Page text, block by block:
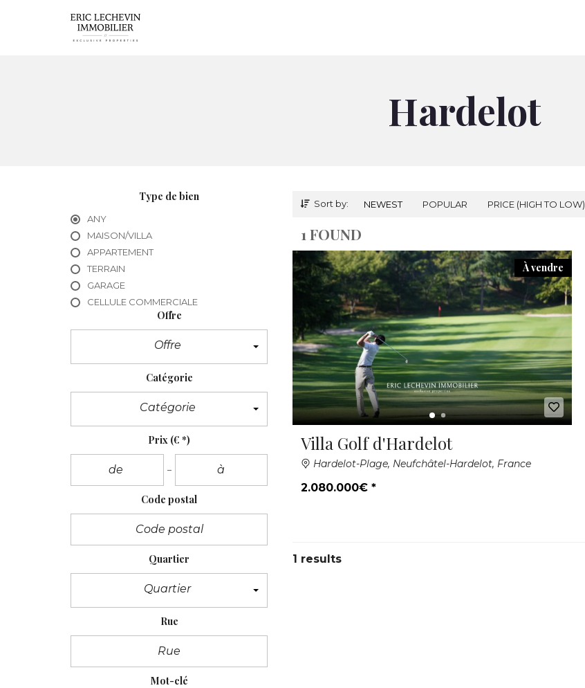
Hardelot
Type de bien
ANY
MAISON/VILLA
APPARTEMENT
TERRAIN
GARAGE
CELLULE COMMERCIALE
Offre
Offre
Catégorie
Catégorie
Prix (€ *)
Code postal
Quartier
Quartier
Rue
Mot-clé
Sort by: NEWEST POPULAR PRICE (HIGH TO LOW)
1 FOUND
À vendre
Villa Golf d'Hardelot
Hardelot-Plage, Neufchâtel-Hardelot, France
2.080.000€ *
1 results